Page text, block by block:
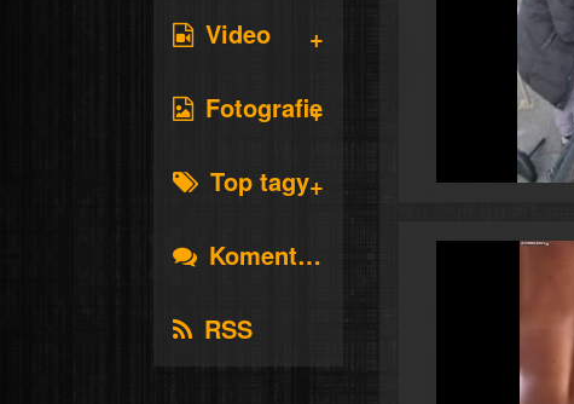
Video
Fotografie
Top tagy
Komentáře
RSS